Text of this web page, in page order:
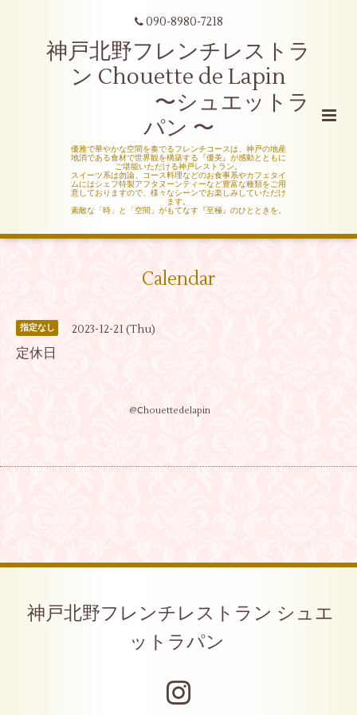
090-8980-7218
神戸北野フレンチレストラ
ン Chouette de Lapin
〜シュエットラ
パン 〜
優雅で華やかな空間を奏でるフレンチコースは、神戸の地産
地消である食材で世界観を構築する『優美』が感動とともに
ご堪能いただける神戸レストラン。
スイーツ系は勿論、コース料理などのお食事系やカフェタイ
ムにはシェフ特製アフタヌーンティーなど豊富な種類をご用
意しておりますので、様々なシーンでお楽しみしていただけ
ます。
素敵な「時」と「空間」がもてなす『至極』のひとときを。
Calendar
指定なし 2023-12-21 (Thu)
定休日
@Ⅽhouettedelapin
神戸北野フレンチレストラン シュエ
ットラパン